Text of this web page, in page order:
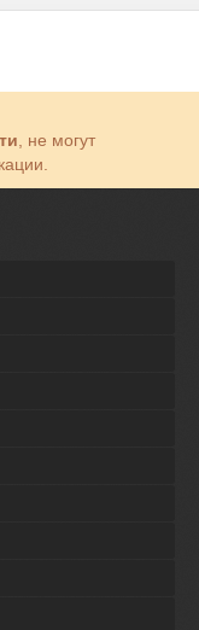
, не могут